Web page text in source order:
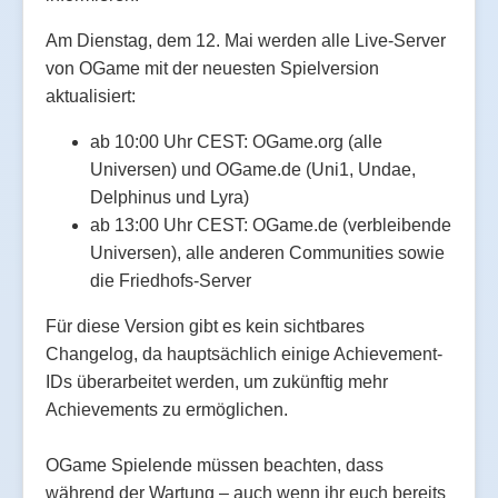
Am Dienstag, dem 12. Mai werden alle Live-Server
von OGame mit der neuesten Spielversion
aktualisiert:
ab 10:00 Uhr CEST: OGame.org (alle
Universen) und OGame.de (Uni1, Undae,
Delphinus und Lyra)
ab 13:00 Uhr CEST: OGame.de (verbleibende
Universen), alle anderen Communities sowie
die Friedhofs-Server
Für diese Version gibt es kein sichtbares
Changelog, da hauptsächlich einige Achievement-
IDs überarbeitet werden, um zukünftig mehr
Achievements zu ermöglichen.
OGame Spielende müssen beachten, dass
während der Wartung – auch wenn ihr euch bereits